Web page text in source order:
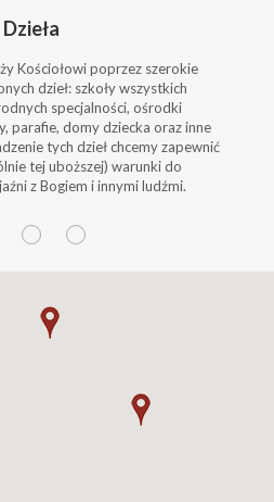
Dzieła
Kościołowi poprzez szerokie
dzieł: szkoły wszystkich
specjalności, ośrodki
parafie, domy dziecka oraz inne
tych dzieł chcemy zapewnić
tej uboższej) warunki do
z Bogiem i innymi ludźmi.